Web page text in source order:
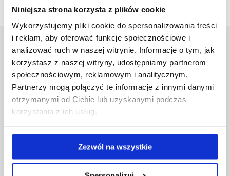
Niniejsza strona korzysta z plików cookie
Wykorzystujemy pliki cookie do spersonalizowania treści
i reklam, aby oferować funkcje społecznościowe i
analizować ruch w naszej witrynie. Informacje o tym, jak
korzystasz z naszej witryny, udostępniamy partnerom
społecznościowym, reklamowym i analitycznym.
Partnerzy mogą połączyć te informacje z innymi danymi
otrzymanymi od Ciebie lub uzyskanymi podczas
korzystania z ich usług.
Zezwól na wszystkie
Uniwersytet Rzeszowski
Al. Tadeusza Rejtana 16C
35-959 Rzeszów
nawigację
Polityka prywatności
Mapa serwisu
Biblioteka
Praca na UR